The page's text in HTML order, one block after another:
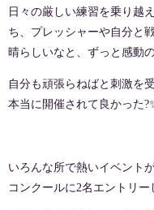
日々の厳しい練習を乗り越
ち、プレッシャーや自分と
晴らしいなと、ずっと感動
自分も頑張らねばと刺激を
本当に開催されて良かった
いろんな所で熱いイベント
コンクールに 2名エントリー